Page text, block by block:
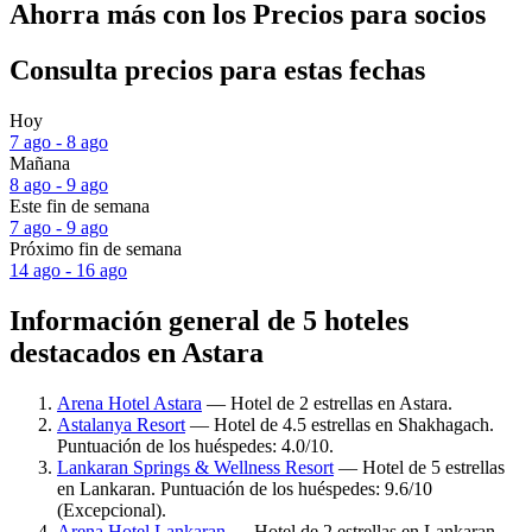
Ahorra más con los Precios para socios
Consulta precios para estas fechas
Hoy
7 ago - 8 ago
Mañana
8 ago - 9 ago
Este fin de semana
7 ago - 9 ago
Próximo fin de semana
14 ago - 16 ago
Información general de 5 hoteles
destacados en Astara
Arena Hotel Astara — Hotel de 2 estrellas en Astara.
Astalanya Resort — Hotel de 4.5 estrellas en Shakhagach.
Puntuación de los huéspedes: 4.0/10.
Lankaran Springs & Wellness Resort — Hotel de 5 estrellas
en Lankaran. Puntuación de los huéspedes: 9.6/10
(Excepcional).